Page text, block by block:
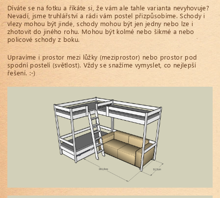
Díváte se na fotku a říkáte si, že vám ale tahle varianta nevyhovuje?
Nevadí, jsme truhlářství a rádi vám postel přizpůsobíme. Schody i
vlezy mohou být jinde, schody mohou být jen jedny nebo lze i
zhotovit do jiného rohu. Mohou být kolmé nebo šikmé a nebo
policové schody z boku.
Upravíme i prostor mezi lůžky (meziprostor) nebo prostor pod
spodní postelí (světlost). Vždy se snažíme vymyslet, co nejlepší
řešení. :-)